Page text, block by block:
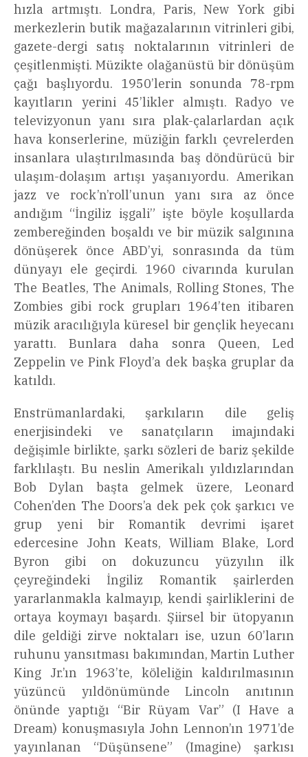
hızla artmıştı. Londra, Paris, New York gibi
merkezlerin butik mağazalarının vitrinleri gibi,
gazete-dergi satış noktalarının vitrinleri de
çeşitlenmişti. Müzikte olağanüstü bir dönüşüm
çağı başlıyordu. 1950’lerin sonunda 78-rpm
kayıtların yerini 45’likler almıştı. Radyo ve
televizyonun yanı sıra plak-çalarlardan açık
hava konserlerine, müziğin farklı çevrelerden
insanlara ulaştırılmasında baş döndürücü bir
ulaşım-dolaşım artışı yaşanıyordu. Amerikan
jazz ve rock’n’roll’unun yanı sıra az önce
andığım “İngiliz işgali” işte böyle koşullarda
zembereğinden boşaldı ve bir müzik salgınına
dönüşerek önce ABD’yi, sonrasında da tüm
dünyayı ele geçirdi. 1960 civarında kurulan
The Beatles, The Animals, Rolling Stones, The
Zombies gibi rock grupları 1964’ten itibaren
müzik aracılığıyla küresel bir gençlik heyecanı
yarattı. Bunlara daha sonra Queen, Led
Zeppelin ve Pink Floyd’a dek başka gruplar da
katıldı.
Enstrümanlardaki, şarkıların dile geliş
enerjisindeki ve sanatçıların imajındaki
değişimle birlikte, şarkı sözleri de bariz şekilde
farklılaştı. Bu neslin Amerikalı yıldızlarından
Bob Dylan başta gelmek üzere, Leonard
Cohen’den The Doors’a dek pek çok şarkıcı ve
grup yeni bir Romantik devrimi işaret
edercesine John Keats, William Blake, Lord
Byron gibi on dokuzuncu yüzyılın ilk
çeyreğindeki İngiliz Romantik şairlerden
yararlanmakla kalmayıp, kendi şairliklerini de
ortaya koymayı başardı. Şiirsel bir ütopyanın
dile geldiği zirve noktaları ise, uzun 60’ların
ruhunu yansıtması bakımından, Martin Luther
King Jr.’ın 1963’te, köleliğin kaldırılmasının
yüzüncü yıldönümünde Lincoln anıtının
önünde yaptığı “Bir Rüyam Var” (I Have a
Dream) konuşmasıyla John Lennon’ın 1971’de
yayınlanan “Düşünsene” (Imagine) şarkısı